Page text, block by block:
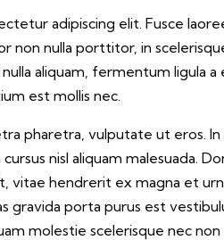
adipiscing elit. Fusce
non nulla porttitor, in
aliquam, fermentum ligula
est mollis nec.
pharetra, vulputate ut eros.
nisl aliquam malesuada.
vitae hendrerit ex magna et
gravida porta purus est
molestie scelerisque nec